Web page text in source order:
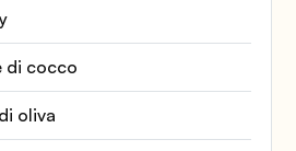
di cocco
oliva